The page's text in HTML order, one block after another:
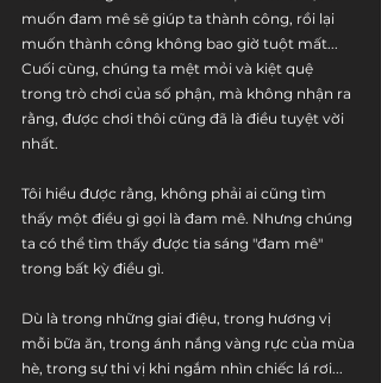
muốn đam mê sẽ giúp ta thành công, rồi lại
muốn thành công không bao giờ tuột mất...
Cuối cùng, chúng ta mệt mỏi và kiệt quệ
trong trò chơi của số phận, mà không nhận ra
rằng, được chơi thôi cũng đã là điều tuyệt vời
nhất.
Tôi hiểu được rằng, không phải ai cũng tìm
thấy một điều gì gọi là đam mê. Nhưng chúng
ta có thể tìm thấy được tia sáng "đam mê"
trong bất kỳ điều gì.
Dù là trong những giai điệu, trong hương vị
mỗi bữa ăn, trong ánh nắng vàng rực của mùa
hè, trong sự thi vị khi ngắm nhìn chiếc lá rơi...